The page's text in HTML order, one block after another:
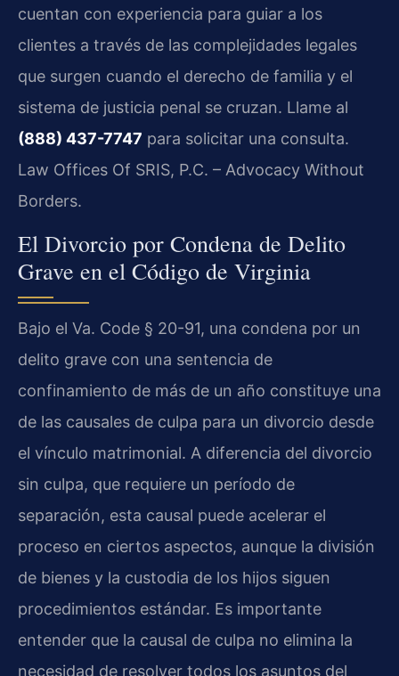
cuentan con experiencia para guiar a los
clientes a través de las complejidades legales
que surgen cuando el derecho de familia y el
sistema de justicia penal se cruzan. Llame al
(888) 437-7747 para solicitar una consulta.
Law Offices Of SRIS, P.C. – Advocacy Without
Borders.
El Divorcio por Condena de Delito
Grave en el Código de Virginia
Bajo el Va. Code § 20-91, una condena por un
delito grave con una sentencia de
confinamiento de más de un año constituye una
de las causales de culpa para un divorcio desde
el vínculo matrimonial. A diferencia del divorcio
sin culpa, que requiere un período de
separación, esta causal puede acelerar el
proceso en ciertos aspectos, aunque la división
de bienes y la custodia de los hijos siguen
procedimientos estándar. Es importante
entender que la causal de culpa no elimina la
necesidad de resolver todos los asuntos del